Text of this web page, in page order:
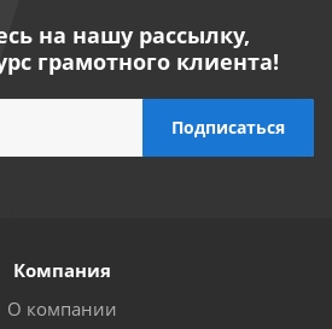
на нашу рассылку,
грамотного клиента!
Компания
О компании